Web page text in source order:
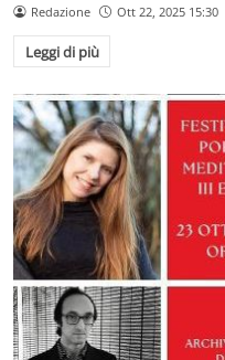
Redazione Ott 22, 2025 15:30
Leggi di più